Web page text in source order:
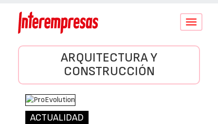
Conmutar
ARQUITECTURA Y
CONSTRUCCIÓN
ACTUALIDAD